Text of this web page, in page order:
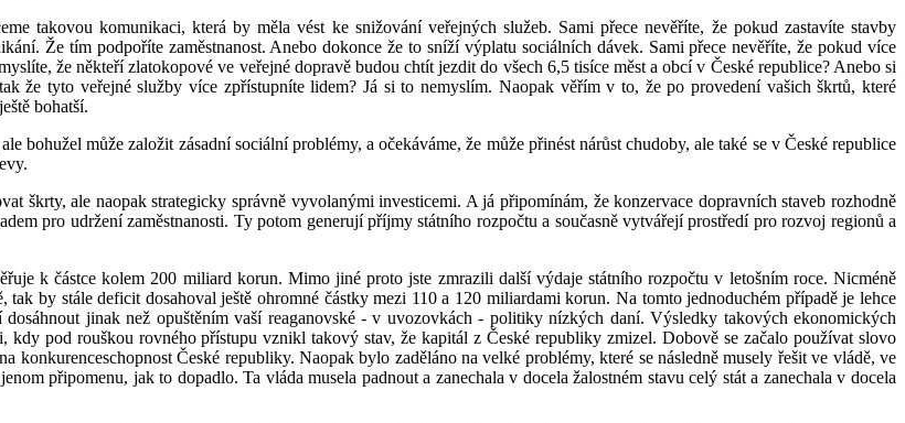
takovou komunikaci, která by měla vést ke snižování veřejných služeb. Sami přece nevěříte, že pokud zastavíte stavby
Že tím podpoříte zaměstnanost. Anebo dokonce že to sníží výplatu sociálních dávek. Sami přece nevěříte, že pokud více
že někteří zlatokopové ve veřejné dopravě budou chtít jezdit do všech 6,5 tisíce měst a obcí v České republice? Anebo si
že tyto veřejné služby více zpřístupníte lidem? Já si to nemyslím. Naopak věřím v to, že po provedení vašich škrtů, které
bohatší.
bohužel může založit zásadní sociální problémy, a očekáváme, že může přinést nárůst chudoby, ale také se v České republice
škrty, ale naopak strategicky správně vyvolanými investicemi. A já připomínám, že konzervace dopravních staveb rozhodně
pro udržení zaměstnanosti. Ty potom generují příjmy státního rozpočtu a současně vytvářejí prostředí pro rozvoj regionů a
k částce kolem 200 miliard korun. Mimo jiné proto jste zmrazili další výdaje státního rozpočtu v letošním roce. Nicméně
by stále deficit dosahoval ještě ohromné částky mezi 110 a 120 miliardami korun. Na tomto jednoduchém případě je lehce
jinak než opuštěním vaší reaganovské - v uvozovkách - politiky nízkých daní. Výsledky takových ekonomických
pod rouškou rovného přístupu vznikl takový stav, že kapitál z České republiky zmizel. Dobově se začalo používat slovo
České republiky. Naopak bylo zaděláno na velké problémy, které se následně musely řešit ve vládě, ve
připomenu, jak to dopadlo. Ta vláda musela padnout a zanechala v docela žalostném stavu celý stát a zanechala v docela